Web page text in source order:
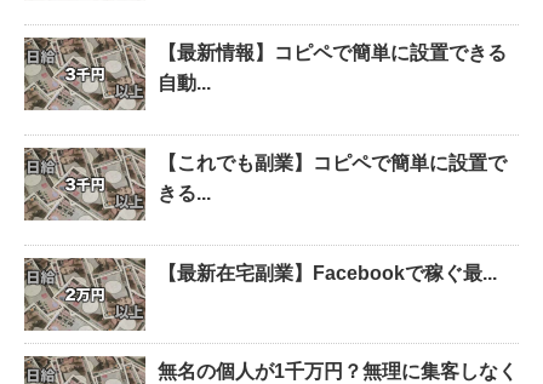
【最新情報】コピペで簡単に設置できる
自動...
【これでも副業】コピペで簡単に設置で
きる...
【最新在宅副業】Facebookで稼ぐ最...
無名の個人が1千万円？無理に集客しなく